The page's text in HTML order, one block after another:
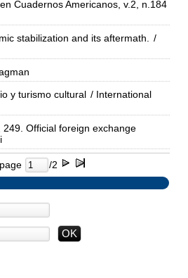
en Cuadernos Americanos, v.2, n.184
stabilization and its aftermath.
/
y turismo cultural / International
249. Official foreign exchange
page /2